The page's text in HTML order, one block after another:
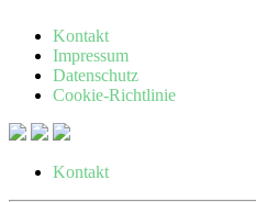
Kontakt
Impressum
Datenschutz
Cookie-Richtlinie
Kontakt